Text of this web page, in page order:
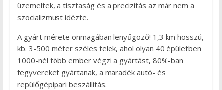
üzemeltek, a tisztaság és a precizitás az már nem a
szocializmust idézte.
A gyárt mérete önmagában lenyűgöző! 1,3 km hosszú,
kb. 3-500 méter széles telek, ahol olyan 40 épületben
1000-nél több ember végzi a gyártást, 80%-ban
fegyvereket gyártanak, a maradék autó- és
repülőgépipari beszállítás.